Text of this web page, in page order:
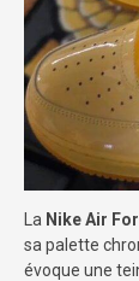
La Nike Air
sa palette
évoque une